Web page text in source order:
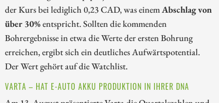
der Kurs bei lediglich 0,23 CAD, was einemAbschlag von
über 30%entspricht. Sollten die kommenden
Bohrergebnisse in etwa die Werte der ersten Bohrung
erreichen, ergibt sich ein deutliches Aufwärtspotential.
Der Wert gehört auf die Watchlist.
VARTA – HAT E-AUTO AKKU PRODUKTION IN IHRER DNA